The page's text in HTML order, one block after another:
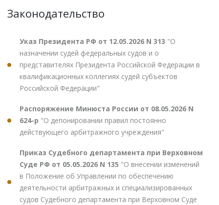
Законодательство
Указ Президента РФ от 12.05.2026 N 313 "О
назначении судей федеральных судов и о
представителях Президента Российской Федерации в
квалификационных коллегиях судей субъектов
Российской Федерации"
Распоряжение Минюста России от 08.05.2026 N
624-р "О депонировании правил постоянно
действующего арбитражного учреждения"
Приказ Судебного департамента при Верховном
Суде РФ от 05.05.2026 N 135 "О внесении изменений
в Положение об Управлении по обеспечению
деятельности арбитражных и специализированных
судов Судебного департамента при Верховном Суде